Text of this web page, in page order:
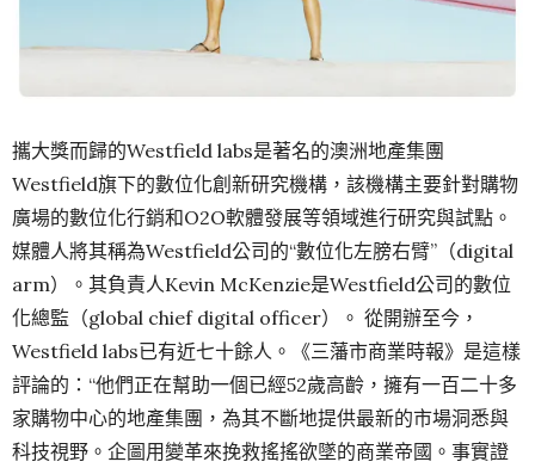
攜大獎而歸的Westfield labs是著名的澳洲地產集團
Westfield旗下的數位化創新研究機構，該機構主要針對購物
廣場的數位化行銷和O2O軟體發展等領域進行研究與試點。
媒體人將其稱為Westfield公司的“數位化左膀右臂”（digital
arm）。其負責人Kevin McKenzie是Westfield公司的數位
化總監（global chief digital officer）。 從開辦至今，
Westfield labs已有近七十餘人。《三藩市商業時報》是這樣
評論的：“他們正在幫助一個已經52歲高齡，擁有一百二十多
家購物中心的地產集團，為其不斷地提供最新的市場洞悉與
科技視野。企圖用變革來挽救搖搖欲墜的商業帝國。事實證